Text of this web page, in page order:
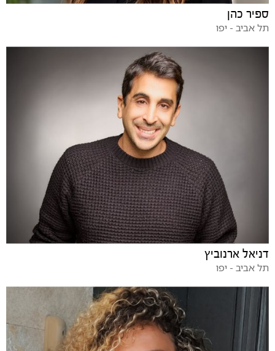
ספיר כהן
תל אביב - יפו
דניאל ארנוביץ
תל אביב - יפו